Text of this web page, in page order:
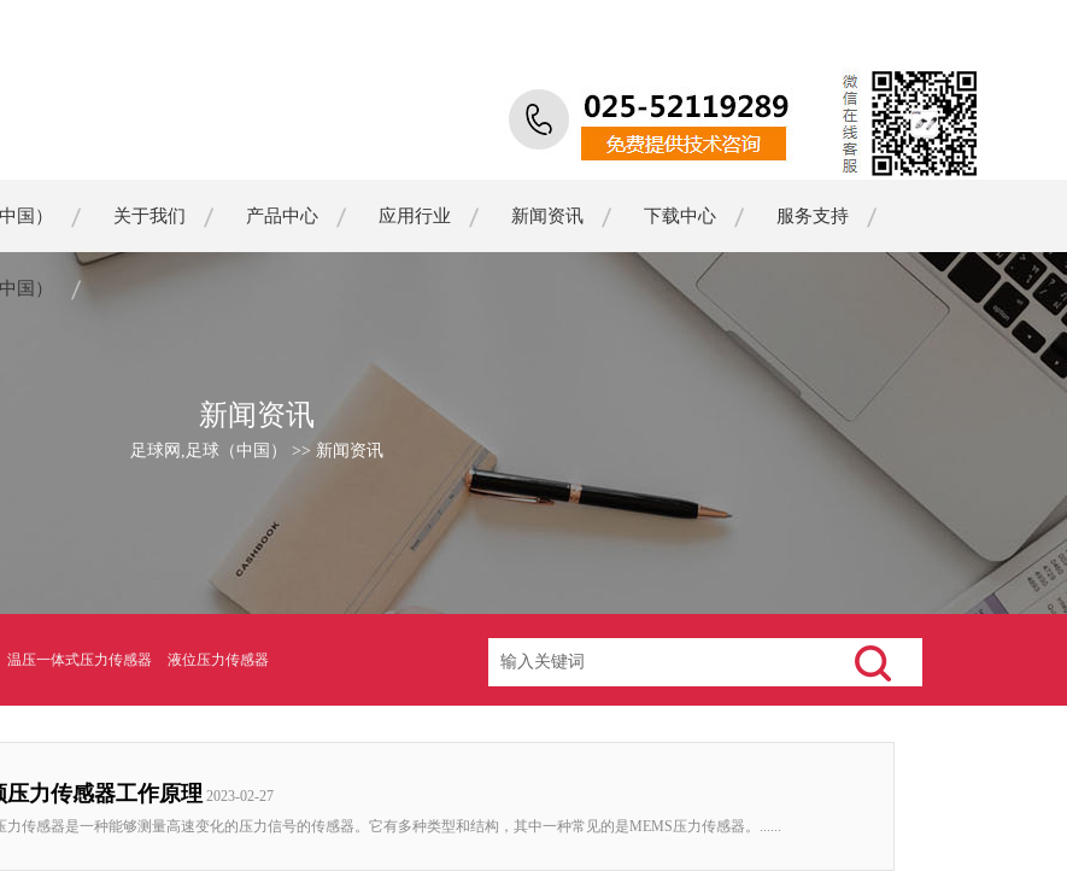
国） 关于我们 产品中心 应用行业 新闻资讯 下载中心 服务支持
国）
新闻资讯
足球网,足球（中国） >> 新闻资讯
温压一体式压力传感器 液位压力传感器
压力传感器工作原理 2023-02-27
力传感器是一种能够测量高速变化的压力信号的传感器。它有多种类型和结构，其中一种常见的是MEMS压力传感器。......